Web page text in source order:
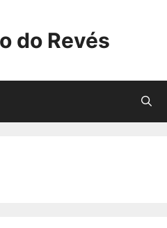
do Revés